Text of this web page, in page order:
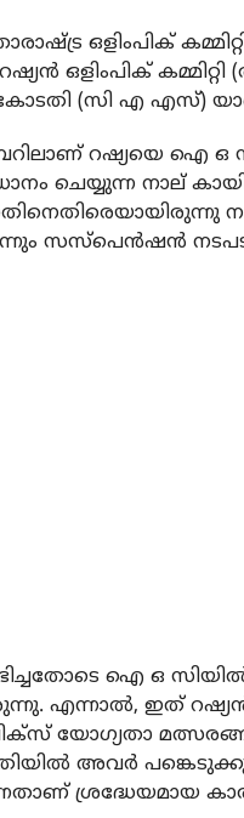
ഒളിംപിക്
ഒളിംപിക്
(സി എ എസ്)
റഷ്യയെ ഐ ഒ
ചെയ്യുന്ന നാല്
സസ്‌പെന്‍ഷന്‍
ഐ ഒ സിയില്‍
എന്നാല്‍, ഇത്
യോഗ്യതാ
അവര്‍
ശ്രദ്ധേയമായ